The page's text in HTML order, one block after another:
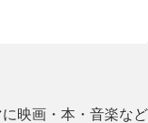
映画・本・音楽など